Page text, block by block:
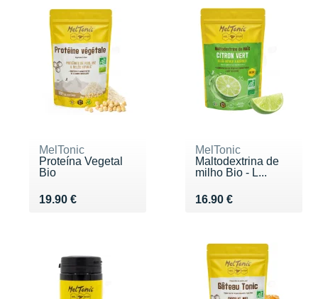
MelTonic
Proteína Vegetal
Bio
19.90 €
Vendu 19.90 €
MelTonic
Maltodextrina de
milho Bio - L...
16.90 €
Vendu 16.90 €